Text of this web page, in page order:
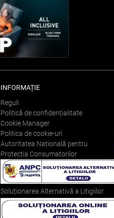
INFORMAȚIE
Reguli
Politică de confidențialitate
Cookie Manager
Politica de cookie-uri
Autoritatea Națională pentru
Protecția Consumatorilor
Soluționarea Alternativă a Litigiilor